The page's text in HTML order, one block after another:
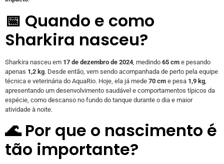
📅 Quando e como
Sharkira nasceu?
Sharkira nasceu em 17 de dezembro de 2024 , medindo 65 cm e pesando
apenas 1,2 kg. Desde então, vem sendo acompanhada de perto pela equipe
técnica e veterinária do AquaRio. Hoje, ela já mede 70 cm e pesa 1,9 kg
apresentando um desenvolvimento saudável e comportamentos típicos da
espécie, como descanso no fundo do tanque durante o dia e maior
atividade à noite.
🌊 Por que o nascimento é
tão importante?